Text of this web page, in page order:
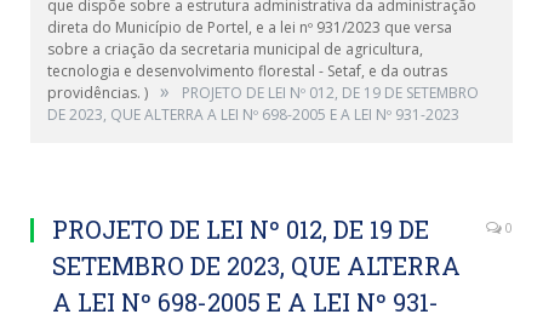
que dispõe sobre a estrutura administrativa da administração
direta do Município de Portel, e a lei nº 931/2023 que versa
sobre a criação da secretaria municipal de agricultura,
tecnologia e desenvolvimento florestal - Setaf, e da outras
providências. ) »
PROJETO DE LEI Nº 012, DE 19 DE SETEMBRO
DE 2023, QUE ALTERRA A LEI Nº 698-2005 E A LEI Nº 931-2023
PROJETO DE LEI Nº 012, DE 19 DE
SETEMBRO DE 2023, QUE ALTERRA
A LEI Nº 698-2005 E A LEI Nº 931-
0